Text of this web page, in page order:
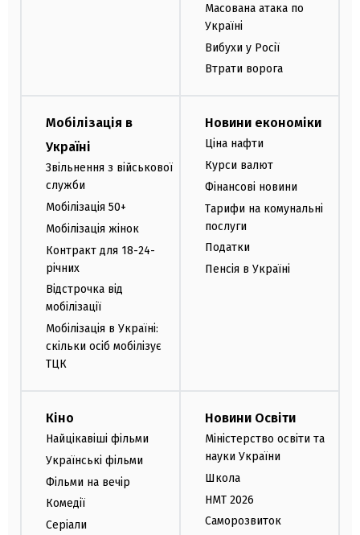
Масована атака по
Україні
Вибухи у Росії
Втрати ворога
Мобілізація в
Україні
Звільнення з військової
служби
Мобілізація 50+
Мобілізація жінок
Контракт для 18-24-
річних
Відстрочка від
мобілізації
Мобілізація в Україні:
скільки осіб мобілізує
ТЦК
Новини економіки
Ціна нафти
Курси валют
Фінансові новини
Тарифи на комунальні
послуги
Податки
Пенсія в Україні
Кіно
Найцікавіші фільми
Українські фільми
Фільми на вечір
Комедії
Серіали
Новини Освіти
Міністерство освіти та
науки України
Школа
НМТ 2026
Саморозвиток